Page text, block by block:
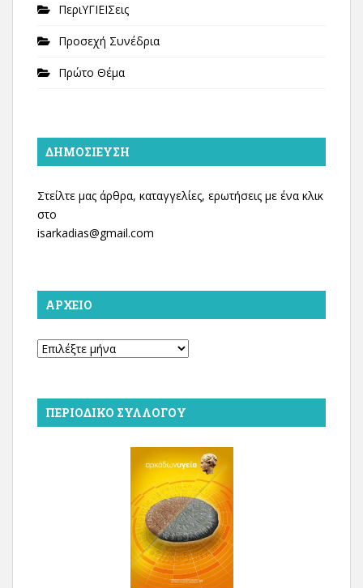
ΠεριΥΓΙΕΙΣεις
Προσεχή Συνέδρια
Πρώτο Θέμα
ΔΗΜΟΣΊΕΥΣΗ
Στείλτε μας άρθρα, καταγγελίες, ερωτήσεις με ένα κλικ
στο
isarkadias@gmail.com
ΑΡΧΕΊΟ
Αρχείο
ΠΕΡΙΟΔΙΚΌ ΣΥΛΛΌΓΟΥ